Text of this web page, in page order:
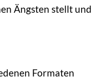
Ängsten stellt und
Formaten